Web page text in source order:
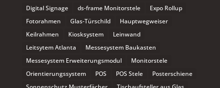
Digital Signage
ds-frame Monitorstele
Expo Rollup
Fotorahmen
Glas-Türschild
Hauptwegweiser
Keilrahmen
Kiosksystem
Leinwand
Leitsytem Atlanta
Messesystem Baukasten
Messesystem Erweiterungsmodul
Monitorstele
Orientierungssystem
POS POS Stele
Posterschiene